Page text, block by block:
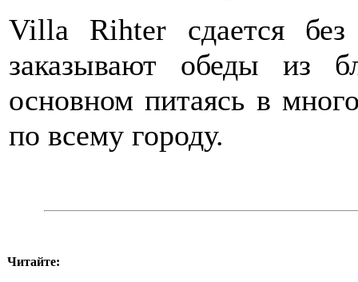
Villa Rihter сдается без
заказывают обеды из
основном питаясь в
по всему городу.
Читайте: